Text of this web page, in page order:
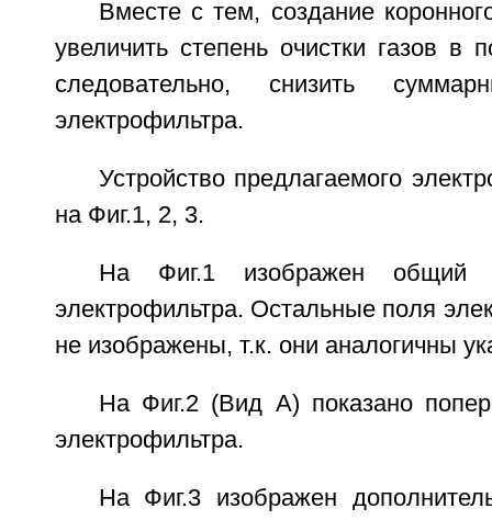
Вместе с тем, создание
увеличить степень очистки газов в
следовательно, снизить
электрофильтра.
Устройство предлагаемого
на Фиг.1, 2, 3.
На Фиг.1 изображен общий
электрофильтра. Остальные поля
не изображены, т.к. они аналогичны
На Фиг.2 (Вид А) показано
электрофильтра.
На Фиг.3 изображен